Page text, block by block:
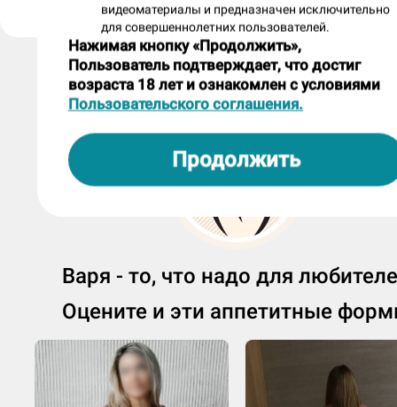
видеоматериалы и предназначен исключительно
для совершеннолетних пользователей.
Нажимая кнопку «Продолжить»,
Пользователь подтверждает, что достиг
возраста 18 лет и ознакомлен с условиями
Пользовательского соглашения.
Продолжить
Варя - то, что надо для
Оцените и эти аппетитные